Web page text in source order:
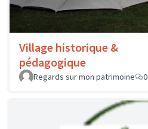
Village historique &
pédagogique
Regards sur mon patrimoine
0